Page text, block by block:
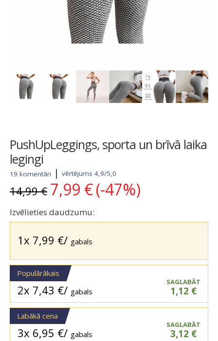
PushUpLeggings, sporta un brīvā laika
legingi
19 komentāri vērtējums 4,9/5,0
14,99€ Original
price
was:
14,99 €.
7,99 € Current
price
is:
7,99 €.
(-47%)
Izvēlieties daudzumu:
1x 7,99 €/ gabals
Populārākais
2x 7,43 €/ gabals
SAGLABĀT
1,12 €
Labākā cena
3x 6,95 €/ gabals
SAGLABĀT
3,12 €